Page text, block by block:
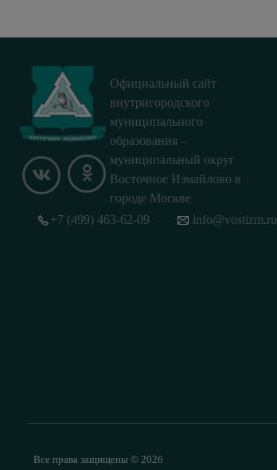
Официальный сайт
внутригородского
муниципального
образования –
муниципальный округ
Восточное Измайлово в
городе Москве
+7 (499) 463-62-09 info@vostizm.ru
Все права защищены © 2026